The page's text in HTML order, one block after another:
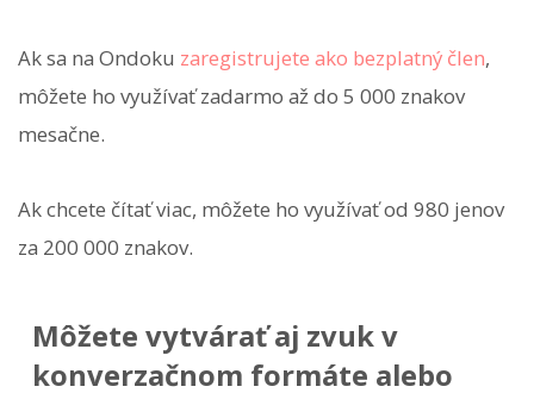
Ak sa na Ondoku zaregistrujete ako bezplatný člen,
môžete ho využívať zadarmo až do 5 000 znakov
mesačne.
Ak chcete čítať viac, môžete ho využívať od 980 jenov
za 200 000 znakov.
Môžete vytvárať aj zvuk v
konverzačnom formáte alebo